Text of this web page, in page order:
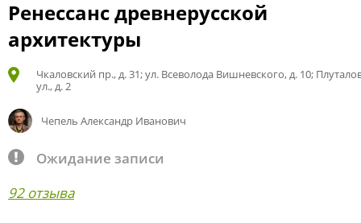
Ренессанс древнерусской
архитектуры
Чкаловский пр., д. 31; ул. Всеволода Вишневского, д. 10;
ул., д. 2
Чепель Александр Иванович
Ожидание записи
92 отзыва